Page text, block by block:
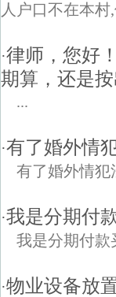
人户口不在本
·律师，您好
期算，还是
...
·有了婚外情
有了婚外情犯
·我是分期付
我是分期付款
·物业设备放